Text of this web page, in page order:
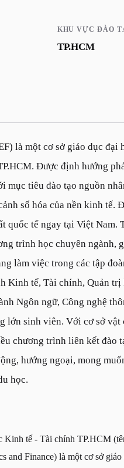
KHU VỰC ĐÀO
TP.HCM
là một cơ sở giáo dục đại
Được định hướng
mục tiêu đào tạo nguồn
số hóa của nền kinh tế.
quốc tế ngay tại Việt Nam.
trình học chuyên ngành,
làm việc trong các tập
Kinh tế, Tài chính, Quản trị
Ngôn ngữ, Công nghệ
lớn sinh viên. Với cơ sở vật
chương trình liên kết đào
hướng ngoại, mong
học.
tế - Tài chính TP.HCM
Finance) là một cơ sở giáo